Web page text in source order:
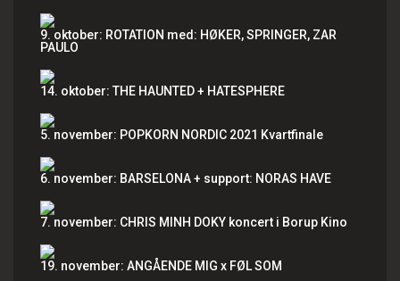
9. oktober: ROTATION med: HØKER, SPRINGER, ZAR
PAULO
14. oktober: THE HAUNTED + HATESPHERE
5. november: POPKORN NORDIC 2021 Kvartfinale
6. november: BARSELONA + support: NORAS HAVE
7. november: CHRIS MINH DOKY koncert i Borup Kino
19. november: ANGÅENDE MIG x FØL SOM